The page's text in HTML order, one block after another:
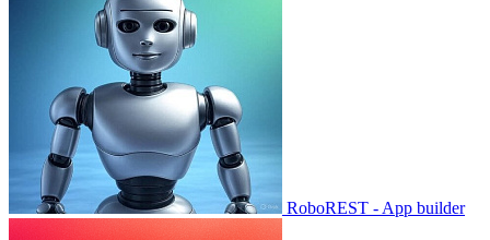
RoboREST - App builder